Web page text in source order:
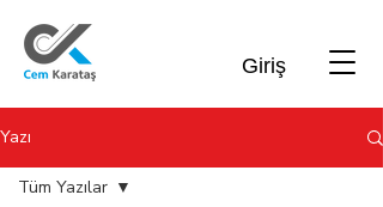
Giriş
Yazı
Tüm Yazılar